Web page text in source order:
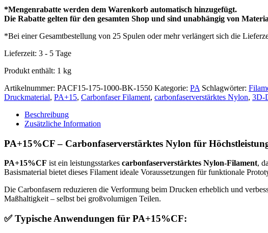
*Mengenrabatte werden dem Warenkorb automatisch hinzugefügt.
Die Rabatte gelten für den gesamten Shop und sind unabhängig von
*Bei einer Gesamtbestellung von 25 Spulen oder mehr verlängert sich die
Lieferzeit: 3 - 5 Tage
Produkt enthält: 1 kg
Artikelnummer: PACF15-175-1000-BK-1550 Kategorie: PA Schlagwörter:
Druckmaterial, PA+15, Carbonfaser Filament, carbonfaserverstärktes Nylon, 3D-
Beschreibung
Zusätzliche Information
PA+15%CF – Carbonfaserverstärktes Nylon für
PA+15%CF ist ein leistungsstarkes carbonfaserverstärktes Nylon-Filament,
Basismaterial bietet dieses Filament ideale Voraussetzungen für funktionale
Die Carbonfasern reduzieren die Verformung beim Drucken erheblich und
Maßhaltigkeit – selbst bei großvolumigen Teilen.
✅Typische Anwendungen für PA+15%CF: